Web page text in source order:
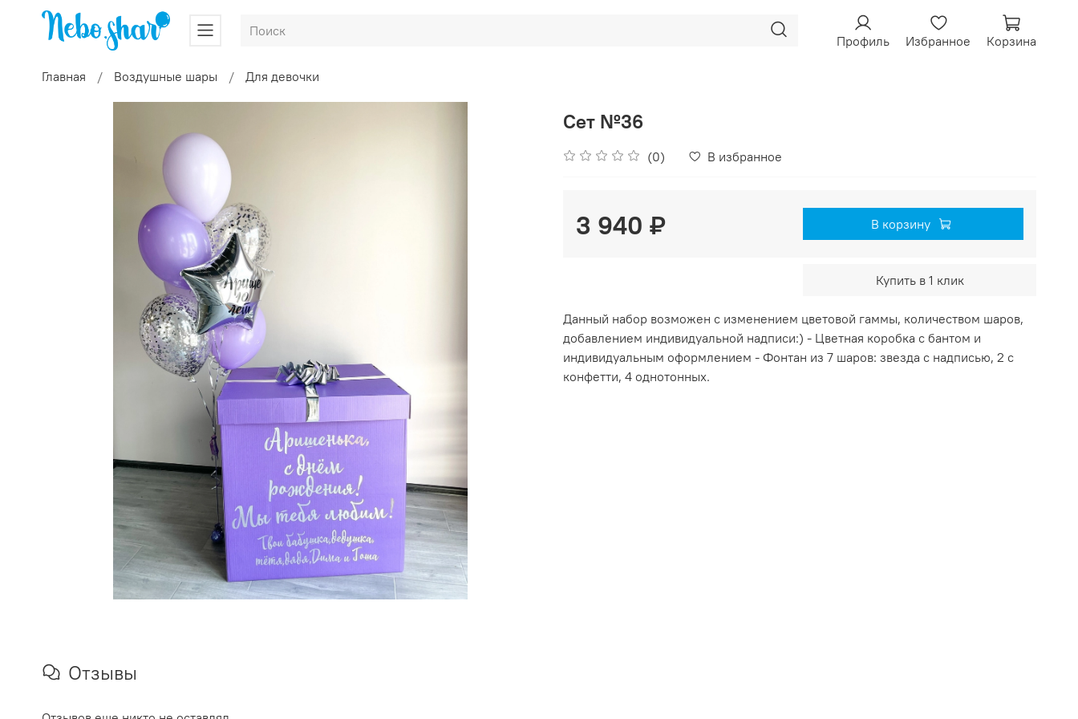
Профиль Избранное Корзина
Главная Воздушные шары Для девочки
Сет №36
(0) В избранное
3 940 ₽ В корзину
Купить в 1 клик
Данный набор возможен с изменением цветовой гаммы, количеством шаров,
добавлением индивидуальной надписи:) - Цветная коробка с бантом и
индивидуальным оформлением - Фонтан из 7 шаров: звезда с надписью, 2 с
конфетти, 4 однотонных.
Отзывы